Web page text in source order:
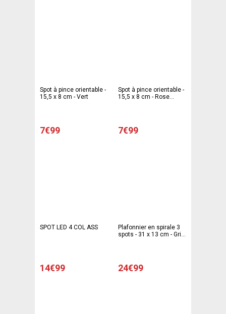
Spot à pince orientable -
15,5 x 8 cm - Vert
7€99
Spot à pince orientable -
15,5 x 8 cm - Rose
7€99
SPOT LED 4 COL ASS
14€99
Plafonnier en spirale 3
spots - 31 x 13 cm - Gris
24€99